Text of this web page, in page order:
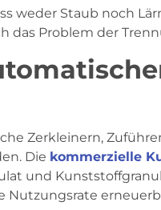
weder Staub noch
das Problem der
Zerkleinern,
Die kommerzielle
und